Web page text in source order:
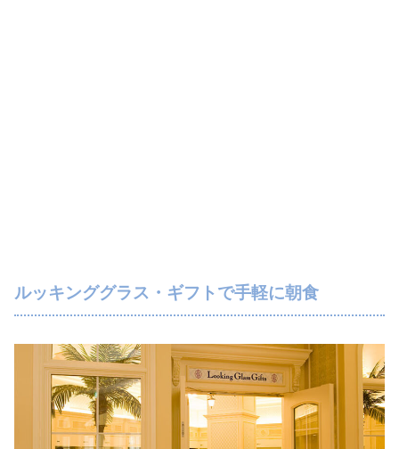
ルッキンググラス・ギフトで手軽に朝食